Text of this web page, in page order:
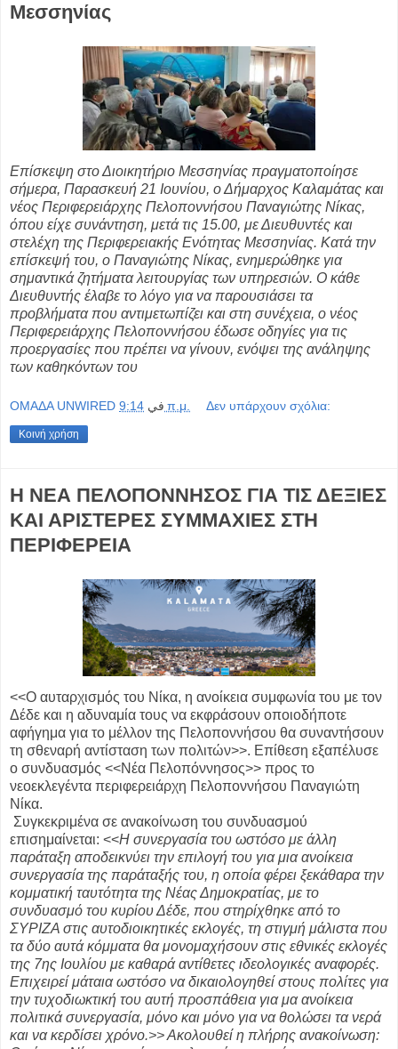
Μεσσηνίας
Επίσκεψη στο Διοικητήριο Μεσσηνίας πραγματοποίησε
σήμερα, Παρασκευή 21 Ιουνίου, ο Δήμαρχος Καλαμάτας και
νέος Περιφερειάρχης Πελοποννήσου Παναγιώτης Νίκας,
όπου είχε συνάντηση, μετά τις 15.00, με Διευθυντές και
στελέχη της Περιφερειακής Ενότητας Μεσσηνίας. Κατά την
επίσκεψή του, ο Παναγιώτης Νίκας, ενημερώθηκε για
σημαντικά ζητήματα λειτουργίας των υπηρεσιών. Ο κάθε
Διευθυντής έλαβε το λόγο για να παρουσιάσει τα
προβλήματα που αντιμετωπίζει και στη συνέχεια, ο νέος
Περιφερειάρχης Πελοποννήσου έδωσε οδηγίες για τις
προεργασίες που πρέπει να γίνουν, ενόψει της ανάληψης
των καθηκόντων του
OMAΔΑ UNWIRED في 9:14 π.μ. Δεν υπάρχουν σχόλια:
Κοινή χρήση
Η ΝΕΑ ΠΕΛΟΠΟΝΝΗΣΟΣ ΓΙΑ ΤΙΣ ΔΕΞΙΕΣ
ΚΑΙ ΑΡΙΣΤΕΡΕΣ ΣΥΜΜΑΧΙΕΣ ΣΤΗ
ΠΕΡΙΦΕΡΕΙΑ
<<Ο αυταρχισμός του Νίκα, η ανοίκεια συμφωνία του με τον
Δέδε και η αδυναμία τους να εκφράσουν οποιοδήποτε
αφήγημα για το μέλλον της Πελοποννήσου θα συναντήσουν
τη σθεναρή αντίσταση των πολιτών>>. Επίθεση εξαπέλυσε
ο συνδυασμός <<Νέα Πελοπόννησος>> προς το
νεοεκλεγέντα περιφερειάρχη Πελοποννήσου Παναγιώτη
Νίκα.
Συγκεκριμένα σε ανακοίνωση του συνδυασμού
επισημαίνεται: <<Η συνεργασία του ωστόσο με άλλη
παράταξη αποδεικνύει την επιλογή του για μια ανοίκεια
συνεργασία της παράταξής του, η οποία φέρει ξεκάθαρα την
κομματική ταυτότητα της Νέας Δημοκρατίας, με το
συνδυασμό του κυρίου Δέδε, που στηρίχθηκε από το
ΣΥΡΙΖΑ στις αυτοδιοικητικές εκλογές, τη στιγμή μάλιστα που
τα δύο αυτά κόμματα θα μονομαχήσουν στις εθνικές εκλογές
της 7ης Ιουλίου με καθαρά αντίθετες ιδεολογικές αναφορές.
Επιχειρεί μάταια ωστόσο να δικαιολογηθεί στους πολίτες για
την τυχοδιωκτική του αυτή προσπάθεια για μα ανοίκεια
πολιτικά συνεργασία, μόνο και μόνο για να θολώσει τα νερά
και να κερδίσει χρόνο.>> Ακολουθεί η πλήρης ανακοίνωση: